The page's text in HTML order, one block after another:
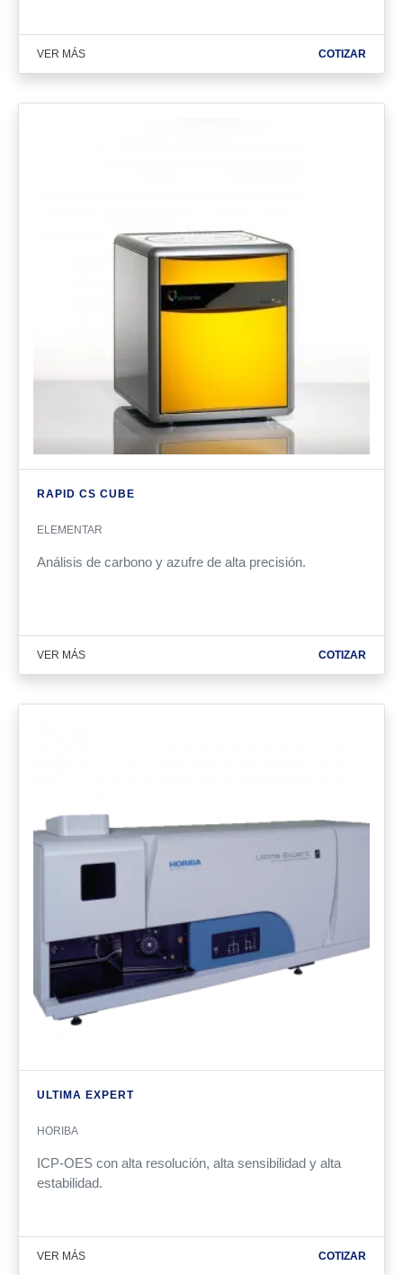
VER MÁS COTIZAR
RAPID CS CUBE
ELEMENTAR
Análisis de carbono y azufre de alta precisión.
VER MÁS COTIZAR
ULTIMA EXPERT
HORIBA
ICP-OES con alta resolución, alta sensibilidad y alta
estabilidad.
VER MÁS COTIZAR